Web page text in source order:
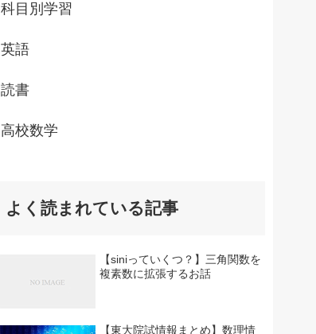
科目別学習
英語
読書
高校数学
よく読まれている記事
【siniっていくつ？】三角関数を
複素数に拡張するお話
【東大院試情報まとめ】数理情